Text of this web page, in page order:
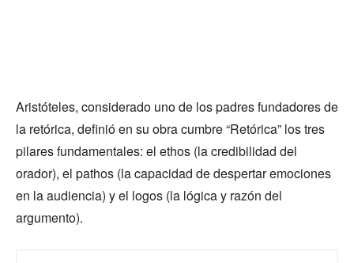
Aristóteles, considerado uno de los padres fundadores de
la retórica, definió en su obra cumbre “Retórica” los tres
pilares fundamentales: el ethos (la credibilidad del
orador), el pathos (la capacidad de despertar emociones
en la audiencia) y el logos (la lógica y razón del
argumento).